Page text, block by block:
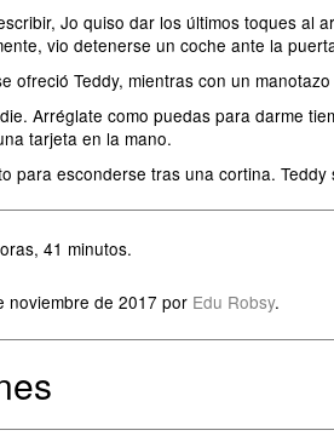
Jo quiso dar los últimos toques al
vio detenerse un coche ante la
Teddy, mientras con un
Arréglate como puedas para darme
tarjeta en la mano.
para esconderse tras una cortina.
41 minutos.
noviembre de 2017 por Edu Robsy.